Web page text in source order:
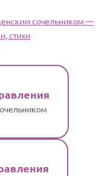
сочельником —
стихи